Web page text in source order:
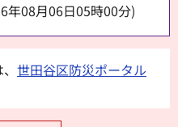
年08月06日05時00分)
世田谷区防災ポータル